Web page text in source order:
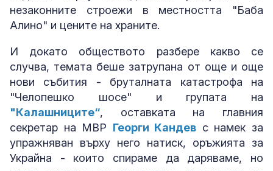
незаконните строежи в местността "Баба
Алино" и цените на храните.
И докато обществото разбере какво се
случва, темата беше затрупана от още и още
нови събития - бруталната катастрофа на
"Челопешко шосе" и групата на
"Калашниците“, оставката на главния
секретар на МВР Георги Кандев с намек за
упражняван върху него натиск, оръжията за
Украйна - които спираме да даряваме, но